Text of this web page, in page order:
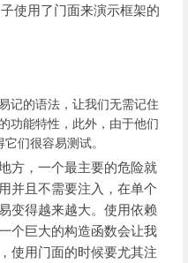
使用了门面来演示框架的
记的语法，让我们无需记住
功能特性，此外，由于他们
们很容易测试。
方，一个最主要的危险就
并且不需要注入，在单个
变得越来越大。使用依赖
个巨大的构造函数会让我
使用门面的时候要尤其注